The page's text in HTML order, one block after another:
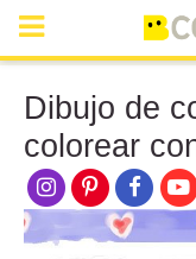
Dibujo de
colorear